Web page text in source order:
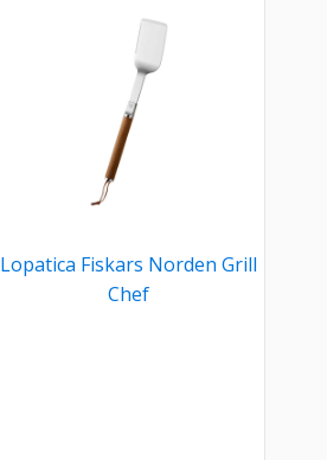
Lopatica Fiskars Norden Grill
Chef